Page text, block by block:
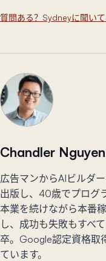
質問ある？Sydneyに聞い
Chandler Nguyen
広告マンからAIビルダ
出版し、40歳でプログ
本業を続けながら本番
し、成功も失敗もすべ
卒。Google認定資格取
ています。